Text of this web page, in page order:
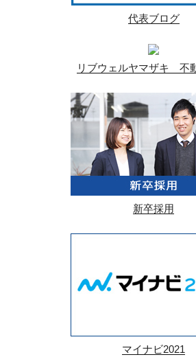
代表ブログ
リブウェルヤマザキ 不
新卒採用
マイナビ2021